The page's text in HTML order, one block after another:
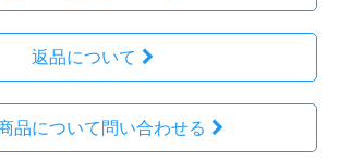
返品について
品について問い合わせる